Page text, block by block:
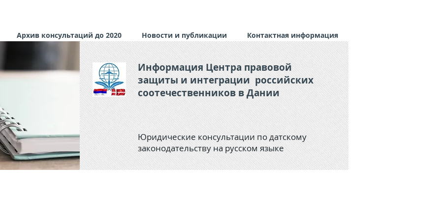
Архив консультаций до 2020 Новости и публикации Контактная информация
Информация Центра правовой
защиты иинтеграции российских
соотечественников в Дании
Юридические консультации по датскому
законодательству на русском языке